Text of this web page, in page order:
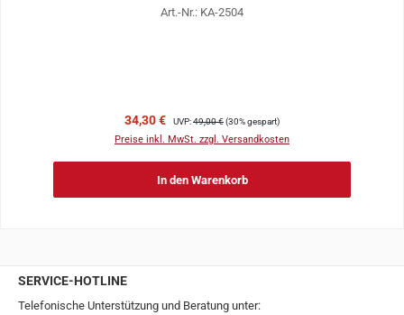
Art.-Nr.: KA-2504
Verkaufspreis:
34,30 € Regulärer Preis:
UVP:49,00 €(30% gespart)
Preise inkl. MwSt. zzgl. Versandkosten
In den Warenkorb
SERVICE-HOTLINE
Telefonische Unterstützung und Beratung unter: